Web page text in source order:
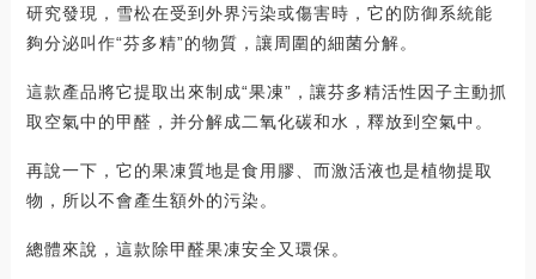
研究發現，雪松在受到外界污染或傷害時，它的防御系統能
夠分泌叫作“芬多精”的物質，讓周圍的細菌分解。
這款產品將它提取出來制成“果凍”，讓芬多精活性因子主動抓
取空氣中的甲醛，并分解成二氧化碳和水，釋放到空氣中。
再說一下，它的果凍質地是食用膠、而激活液也是植物提取
物，所以不會產生額外的污染。
總體來說，這款除甲醛果凍安全又環保。